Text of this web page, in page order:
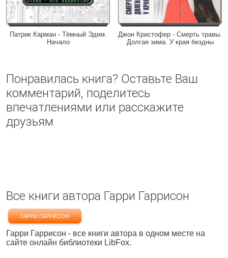
Патрик Карман - Тёмный Эдем.
Начало
Джон Кристофер - Смерть травы.
Долгая зима. У края бездны
Понравилась книга? Оставьте Ваш
комментарий, поделитесь
впечатлениями или расскажите
друзьям
Все книги автора Гарри Гаррисон
ГАРРИ ГАРРИСОН
Гарри Гаррисон - все книги автора в одном месте на
сайте онлайн библиотеки LibFox.